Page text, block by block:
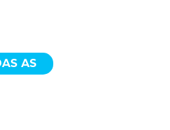
AS